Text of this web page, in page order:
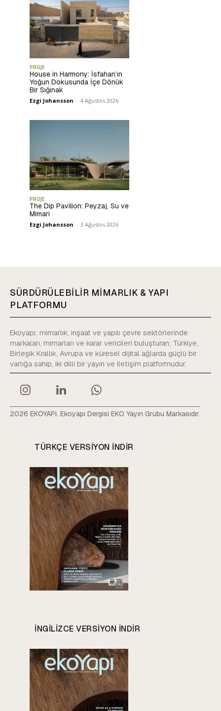
PROJE
House in Harmony: İsfahan’ın
Yoğun Dokusunda İçe Dönük
Bir Sığınak
Ezgi Johansson - 4 Ağustos 2026
PROJE
The Dip Pavilion: Peyzaj, Su ve
Mimari
Ezgi Johansson - 3 Ağustos 2026
SÜRDÜRÜLEBİLİR MİMARLIK & YAPI
PLATFORMU
Ekoyapı; mimarlık, inşaat ve yapılı çevre sektörlerinde
markaları, mimarları ve karar vericileri buluşturan; Türkiye,
Birleşik Krallık, Avrupa ve küresel dijital ağlarda güçlü bir
varlığa sahip, iki dilli bir yayın ve iletişim platformudur.
2026 EKOYAPI. Ekoyapı Dergisi EKO Yayın Grubu Markasıdır.
TÜRKÇE VERSIYON INDIR
INGILIZCE VERSIYON INDIR